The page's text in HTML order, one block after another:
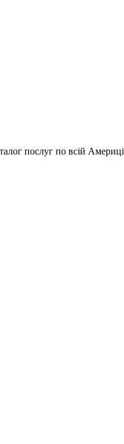
послуг по всій Америці